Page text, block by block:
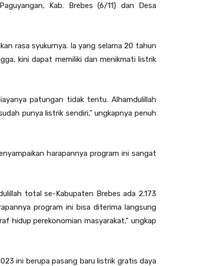
Kab. Brebes (6/11) dan Desa
rasa syukurnya. Ia yang selama 20 tahun
kini dapat memiliki dan menikmati listrik
patungan tidak tentu. Alhamdulillah
punya listrik sendiri,” ungkapnya penuh
harapannya program ini sangat
total se-Kabupaten Brebes ada 2.173
program ini bisa diterima langsung
hidup perekonomian masyarakat,” ungkap
ini berupa pasang baru listrik gratis daya